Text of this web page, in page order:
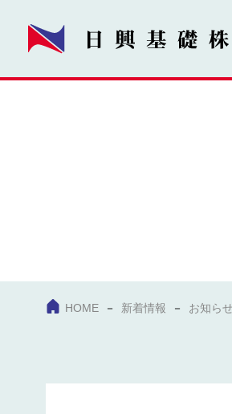
HOME 新着情報 お知らせ